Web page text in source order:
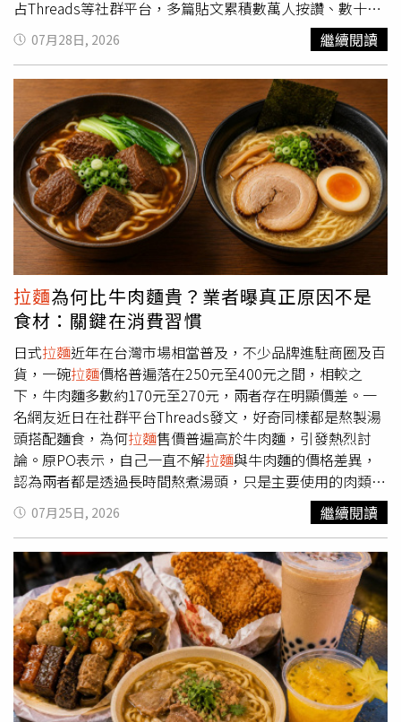
則，於有明確結果後第一時間向社會大眾說明，「食品安全
是我們最重視的承諾，我們將持續以最高標準檢視每一項作
業流程，確保消費者安心。」麵屋一燈聲明。（圖／翻攝自
麵屋一燈Threads）
占Threads等社群平台，多篇貼文累積數萬人按讚、數十萬
次瀏覽，也讓「炎上正男」成為近期最受討論的動漫話題。
這波討論並非因單一事件引爆，而是網友重新觀看《蠟筆小
新》後，陸續翻出正男歷年在動畫與劇場版中的各種表現，
從最初的吐槽逐漸演變成大型「正男黑歷史整理」，甚至有
人直言，如果春日部防衛隊少了一個人，最應該被移除的就
是正男。在眾多爭議橋段中，最常被提及的是劇場版《蠟筆
小新：風起雲湧！光榮燒肉之路》。劇情中，小新一行人遭
到追捕，正男被敵人盤問後，竟因對方拿出糖果利誘，便說
出夥伴的藏身地點，導致大家身陷危機。這段劇情多年來一
直是粉絲心中的經典「黑歷史」，近日再次被翻出後，也讓
不少人批評他「一袋糖果就把朋友賣了」。另一段同樣掀起
熱議的橋段，則出自《蠟筆小新：B級美食大逃亡》。小新
等人誤闖森林、擔心糧食不足時，風間詢問大家是否攜帶食
物，正男打開背包發現自己明明帶著一包餅乾，卻刻意隱
瞞，還反問「帶吃的東西有那麼重要嗎？」讓不少網友認
為，他明知夥伴可能挨餓，卻優先考慮自己，因此被批評缺
乏團隊精神。不過，也有觀眾指出，正男最後仍將餅乾拿出
來與大家分享，不應只截取片段就否定整段劇情。除了背叛
與自私的情節外，正男「過度討好別人」的個性也再次成為
討論焦點。他曾為了討好酢乙女愛（小愛），打算把媽媽送
給自己的生日手帕鋪在積水上，讓小愛踩過去，結果反而遭
小愛阻止，提醒他應該珍惜家人的心意。許多網友笑稱，連
平時被塑造成任性大小姐的小愛，在這一刻都比正男成熟。
網友也整理出不少動畫本篇中的爭議行為，包括嫌棄阿呆珍
藏的石頭、搬家時沒有第一時間通知朋友，到妮妮家作客時
又對草莓吃法挑三揀四，甚至與小新一起把妮妮媽媽弄得哭
笑不得；《夕陽下的春日部男孩》中沉迷電影世界而忘記夥
伴、《功夫小子～拉麵大亂鬥～》中一度遭反派利用等劇
情，也再次被翻出檢視。許多人認為，正男最大的問題並非
膽小，而是在壓力、誘惑或利益面前，往往優先考慮自己，
因此比一般動畫中的膽小角色更容易引起觀眾反感。隨著話
題持續延燒，不少韓國藝人過去談論正男的片段也再次受到
關注。BLACKPINK成員Jisoo曾公開表示，正男是自己最不
07月28日, 2026 繼續閱讀
拉麵為何比牛肉麵貴？業者曝真正原因不是
食材：關鍵在消費習慣
日式拉麵近年在台灣市場相當普及，不少品牌進駐商圈及百
貨，一碗拉麵價格普遍落在250元至400元之間，相較之
下，牛肉麵多數約170元至270元，兩者存在明顯價差。一
名網友近日在社群平台Threads發文，好奇同樣都是熬製湯
頭搭配麵食，為何拉麵售價普遍高於牛肉麵，引發熱烈討
論。原PO表示，自己一直不解拉麵與牛肉麵的價格差異，
認為兩者都是透過長時間熬煮湯頭，只是主要使用的肉類不
同。他指出，若排除連鎖日式
品牌，多數日式拉麵每碗
價格仍介於250元至400元，而牛肉麵則多落在170元至270
友分享看法，「牛肉麵的湯頭多數都很隨便，沒辦法熬成像
拉麵一樣」、「在台灣只要異國料理就是貴」、「 拉麵的湯
頭非常濃郁，你想要把清湯煮成這麼濃郁，需要花費大量的
材料和瓦斯與時間，為什麼陽春麵這麼便宜，他的湯頭就是
一些基本的骨頭湯加味精而已。牛肉麵貴是因為牛肉這十幾
年來一直漲價，成本越來越高 ，所以就越賣越貴」。對
此，一名經營日式拉麵店的業者留言分析，認為拉麵 與牛肉
07月25日, 2026 繼續閱讀